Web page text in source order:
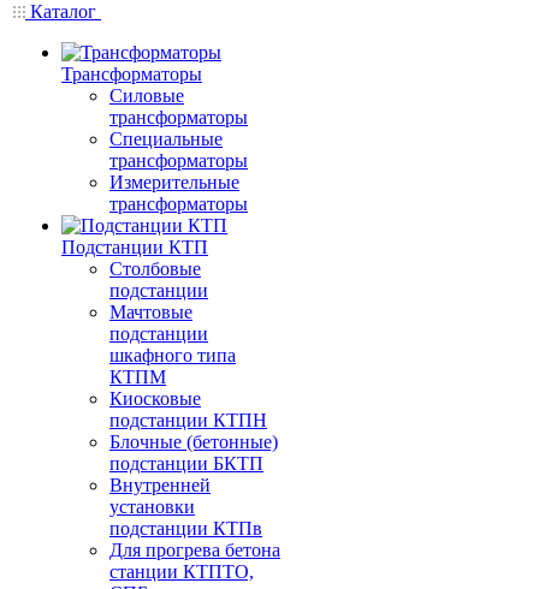
Каталог
Трансформаторы
Силовые
трансформаторы
Специальные
трансформаторы
Измерительные
трансформаторы
Подстанции КТП
Столбовые
подстанции
Мачтовые
подстанции
шкафного типа
КТПМ
Киосковые
подстанции КТПН
Блочные (бетонные)
подстанции БКТП
Внутренней
установки
подстанции КТПв
Для прогрева бетона
станции КТПТО,